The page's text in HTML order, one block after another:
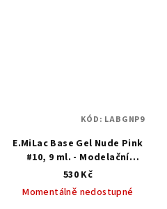
E.MiLac Base Gel Nude Pink
#10, 9 ml. - Modelační
kamuflážní báze
530 Kč
Momentálně nedostupné
KÓD: LABGNP9